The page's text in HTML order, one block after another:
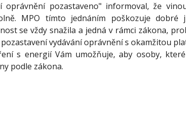
pozastaveno" informoval, že
MPO tímto jednáním poškozuje dobré
se vždy snažila a jedná v rámci zákona,
vydávání oprávnění s okamžitou
s energií Vám umožňuje, aby osoby,
podle zákona.